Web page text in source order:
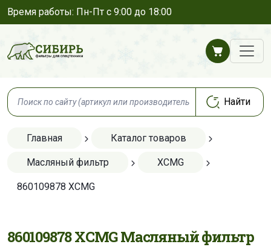
Время работы: Пн-Пт с 9:00 до 18:00
Главная Каталог товаров
Масляный фильтр XCMG
860109878 XCMG
860109878 XCMG Масляный фильтр